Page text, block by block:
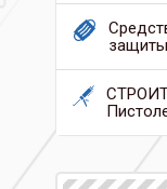
защиты